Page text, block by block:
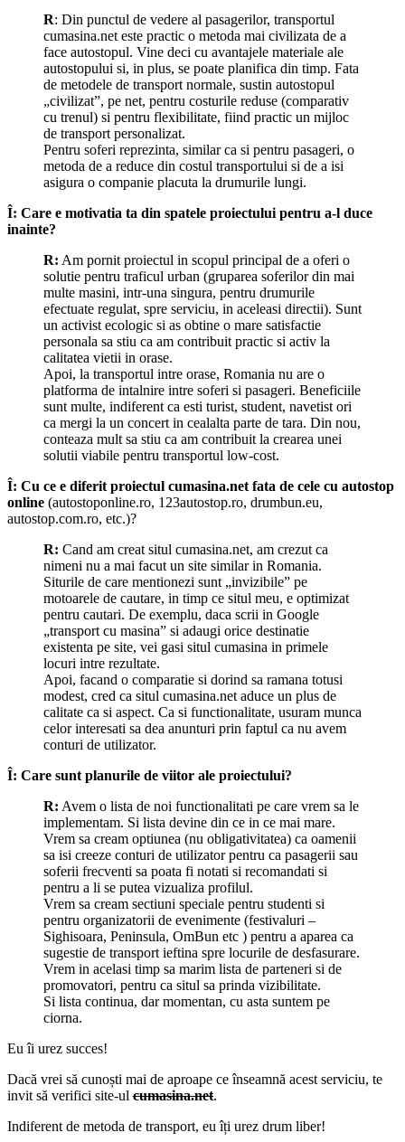
R: Din punctul de vedere al pasagerilor, transportul
cumasina.net este practic o metoda mai civilizata de a
face autostopul. Vine deci cu avantajele materiale ale
autostopului si, in plus, se poate planifica din timp. Fata
de metodele de transport normale, sustin autostopul
„civilizat”, pe net, pentru costurile reduse (comparativ
cu trenul) si pentru flexibilitate, fiind practic un mijloc
de transport personalizat.
Pentru soferi reprezinta, similar ca si pentru pasageri, o
metoda de a reduce din costul transportului si de a isi
asigura o companie placuta la drumurile lungi.
Î: Care e motivatia ta din spatele proiectului pentru a-l duce
inainte?
R: Am pornit proiectul in scopul principal de a oferi o
solutie pentru traficul urban (gruparea soferilor din mai
multe masini, intr-una singura, pentru drumurile
efectuate regulat, spre serviciu, in aceleasi directii). Sunt
un activist ecologic si as obtine o mare satisfactie
personala sa stiu ca am contribuit practic si activ la
calitatea vietii in orase.
Apoi, la transportul intre orase, Romania nu are o
platforma de intalnire intre soferi si pasageri. Beneficiile
sunt multe, indiferent ca esti turist, student, navetist ori
ca mergi la un concert in cealalta parte de tara. Din nou,
conteaza mult sa stiu ca am contribuit la crearea unei
solutii viabile pentru transportul low-cost.
Î: Cu ce e diferit proiectul cumasina.net fata de cele cu autostop
online (autostoponline.ro, 123autostop.ro, drumbun.eu,
autostop.com.ro, etc.)?
R: Cand am creat situl cumasina.net, am crezut ca
nimeni nu a mai facut un site similar in Romania.
Siturile de care mentionezi sunt „invizibile” pe
motoarele de cautare, in timp ce situl meu, e optimizat
pentru cautari. De exemplu, daca scrii in Google
„transport cu masina” si adaugi orice destinatie
existenta pe site, vei gasi situl cumasina in primele
locuri intre rezultate.
Apoi, facand o comparatie si dorind sa ramana totusi
modest, cred ca situl cumasina.net aduce un plus de
calitate ca si aspect. Ca si functionalitate, usuram munca
celor interesati sa dea anunturi prin faptul ca nu avem
conturi de utilizator.
Î: Care sunt planurile de viitor ale proiectului?
R: Avem o lista de noi functionalitati pe care vrem sa le
implementam. Si lista devine din ce in ce mai mare.
Vrem sa cream optiunea (nu obligativitatea) ca oamenii
sa isi creeze conturi de utilizator pentru ca pasagerii sau
soferii frecventi sa poata fi notati si recomandati si
pentru a li se putea vizualiza profilul.
Vrem sa cream sectiuni speciale pentru studenti si
pentru organizatorii de evenimente (festivaluri –
Sighisoara, Peninsula, OmBun etc ) pentru a aparea ca
sugestie de transport ieftina spre locurile de desfasurare.
Vrem in acelasi timp sa marim lista de parteneri si de
promovatori, pentru ca situl sa prinda vizibilitate.
Si lista continua, dar momentan, cu asta suntem pe
ciorna.
Eu îi urez succes!
Dacă vrei să cunoști mai de aproape ce înseamnă acest serviciu, te
invit să verifici site-ul cumasina.net.
Indiferent de metoda de transport, eu îți urez drum liber!